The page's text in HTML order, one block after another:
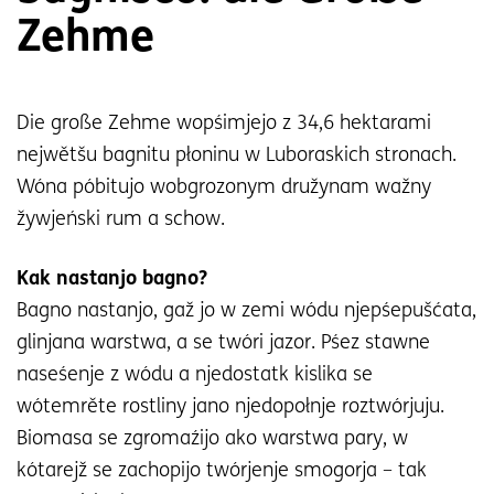
Zehme
Die große Zehme wopśimjejo z 34,6 hektarami
nejwětšu bagnitu płoninu w Luboraskich stronach.
Wóna póbitujo wobgrozonym družynam wažny
žywjeński rum a schow.
Kak nastanjo bagno?
Bagno nastanjo, gaž jo w zemi wódu njepśepušćata,
glinjana warstwa, a se twóri jazor. Pśez stawne
naseśenje z wódu a njedostatk kislika se
wótemrěte rostliny jano njedopołnje roztwórjuju.
Biomasa se zgromaźijo ako warstwa pary, w
kótarejž se zachopijo twórjenje smogorja – tak